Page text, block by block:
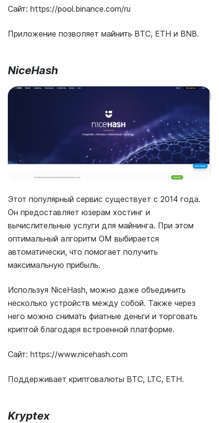
Сайт: https://pool.binance.com/ru
Приложение позволяет майнить BTC, ETH и BNB.
NiceHash
Этот популярный сервис существует с 2014 года.
Он предоставляет юзерам хостинг и
вычислительные услуги для майнинга. При этом
оптимальный алгоритм ОМ выбирается
автоматически, что помогает получить
максимальную прибыль.
Используя NiceHash, можно даже объединить
несколько устройств между собой. Также через
него можно снимать фиатные деньги и торговать
криптой благодаря встроенной платформе.
Сайт: https://www.nicehash.com
Поддерживает криптовалюты BTC, LTC, ETH.
Kryptex